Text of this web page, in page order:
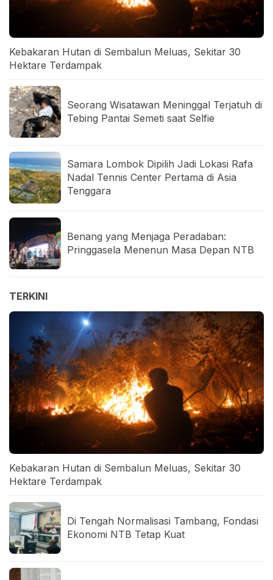
Kebakaran Hutan di Sembalun Meluas, Sekitar 30
Hektare Terdampak
Seorang Wisatawan Meninggal Terjatuh di
Tebing Pantai Semeti saat Selfie
Samara Lombok Dipilih Jadi Lokasi Rafa
Nadal Tennis Center Pertama di Asia
Tenggara
Benang yang Menjaga Peradaban:
Pringgasela Menenun Masa Depan NTB
TERKINI
Kebakaran Hutan di Sembalun Meluas, Sekitar 30
Hektare Terdampak
Di Tengah Normalisasi Tambang, Fondasi
Ekonomi NTB Tetap Kuat